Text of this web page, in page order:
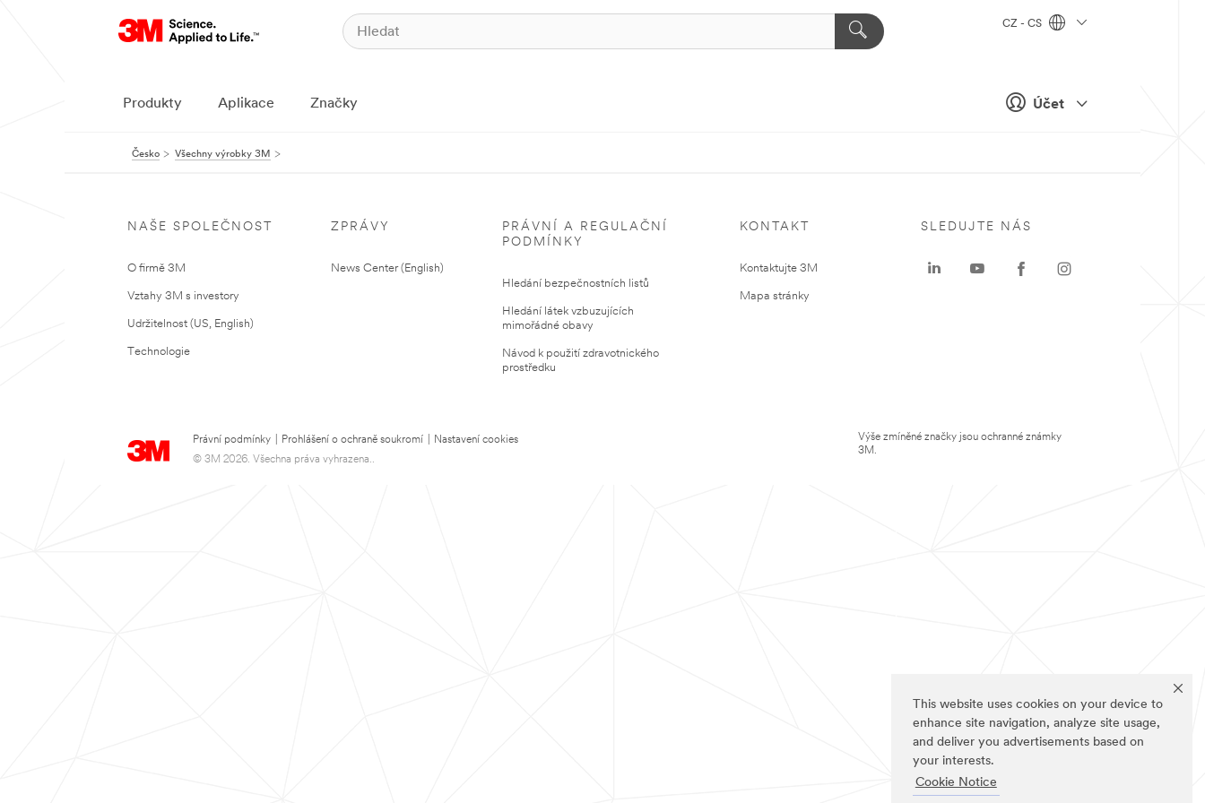
This website uses cookies on your device to
enhance site navigation, analyze site usage,
and deliver you advertisements based on
your interests.
Cookie Notice
Účet
CZ - CS
Produkty Aplikace Značky
Česko Všechny výrobky 3M
NAŠE SPOLEČNOST
O firmě 3M
Vztahy 3M s investory
Udržitelnost (US, English)
Technologie
ZPRÁVY
News Center (English)
PRÁVNÍ A REGULAČNÍ
PODMÍNKY
Hledání bezpečnostních listů
Hledání látek vzbuzujících
mimořádné obavy
Návod k použití zdravotnického
prostředku
KONTAKT
Kontaktujte 3M
Mapa stránky
Právní podmínky Prohlášení o ochraně soukromí
Nastavení cookies
© 3M 2026. Všechna práva vyhrazena..
SLEDUJTE NÁS
Výše zmíněné značky jsou ochranné známky
3M.